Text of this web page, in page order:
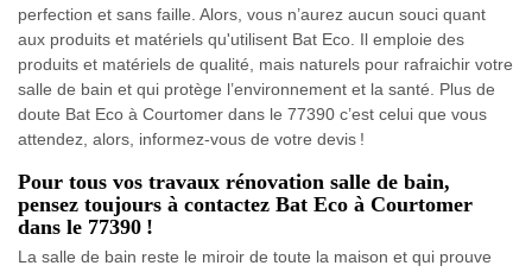
perfection et sans faille. Alors, vous n’aurez aucun souci quant
aux produits et matériels qu'utilisent Bat Eco. Il emploie des
produits et matériels de qualité, mais naturels pour rafraichir votre
salle de bain et qui protège l’environnement et la santé. Plus de
doute Bat Eco à Courtomer dans le 77390 c’est celui que vous
attendez, alors, informez-vous de votre devis !
Pour tous vos travaux rénovation salle de bain,
pensez toujours à contactez Bat Eco à Courtomer
dans le 77390 !
La salle de bain reste le miroir de toute la maison et qui prouve